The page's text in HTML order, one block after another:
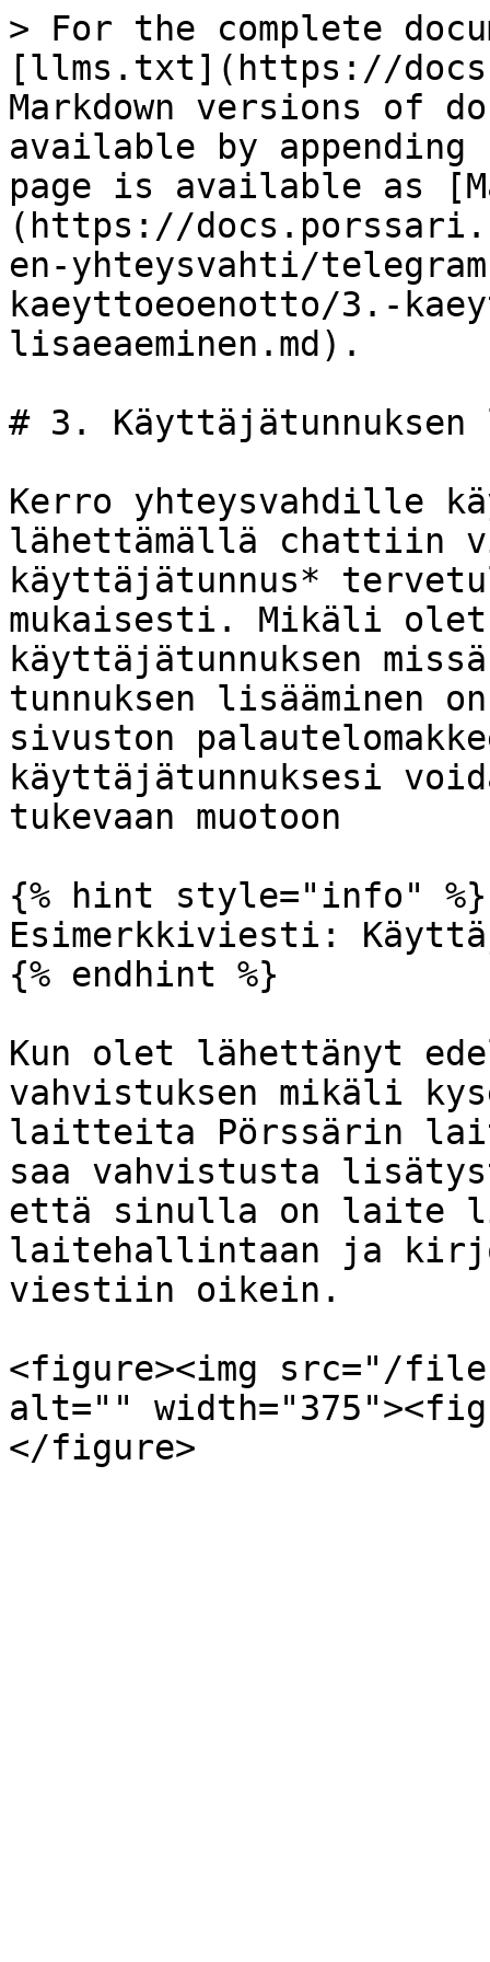
> For the complete
[llms.txt](https://
Markdown versions of
available by
page is available as
(https://
en-yhteysvahti/
kaeyttoeoenotto/3.-
lisaeaeminen.md).
# 3. Käyttäjätunnuksen
Kerro yhteysvahdille
lähettämällä chattiin
käyttäjätunnus*
mukaisesti. Mikäli
käyttäjätunnuksen
tunnuksen lisääminen
sivuston
käyttäjätunnuksesi
tukevaan muotoon
{% hint style="info" %}
Esimerkkiviesti:
{% endhint %}
Kun olet lähettänyt
vahvistuksen mikäli
laitteita Pörssärin
saa vahvistusta
että sinulla on laite
laitehallintaan ja
viestiin oikein.
<figure><img src="/
alt=""